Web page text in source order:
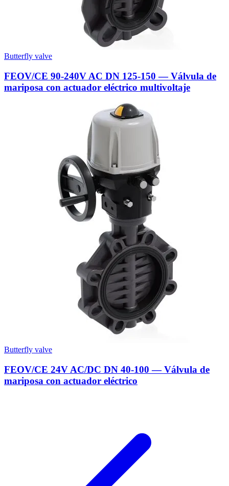
Butterfly valve
FEOV/CE 90-240V AC DN 125-150 — Válvula de
mariposa con actuador eléctrico multivoltaje
Butterfly valve
FEOV/CE 24V AC/DC DN 40-100 — Válvula de
mariposa con actuador eléctrico